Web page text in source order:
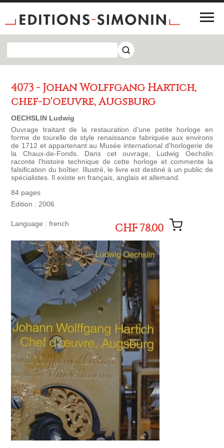
4073 - Johan Wolffgang Hartich,
chef-d'oeuvre, Augsburg
OECHSLIN Ludwig
Ouvrage traitant de la restauration d'une petite horloge en
forme de tourelle de style renaissance fabriquée aux environs
de 1712 et appartenant au Musée international d'horlogerie de
la Chaux-de-Fonds. Dans cet ouvrage, Ludwig Oechslin
raconte l'histoire technique de cette horloge et commente la
falsification du boîtier. Illustré, le livre est destiné à un public de
spécialistes. Il existe en français, anglais et allemand.
84 pages
Edition : 2006
Language : french CHF 78.00